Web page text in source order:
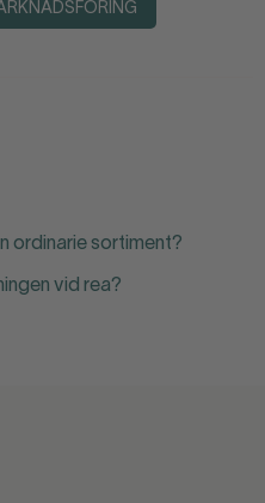
ordinarie sortiment?
vid rea?